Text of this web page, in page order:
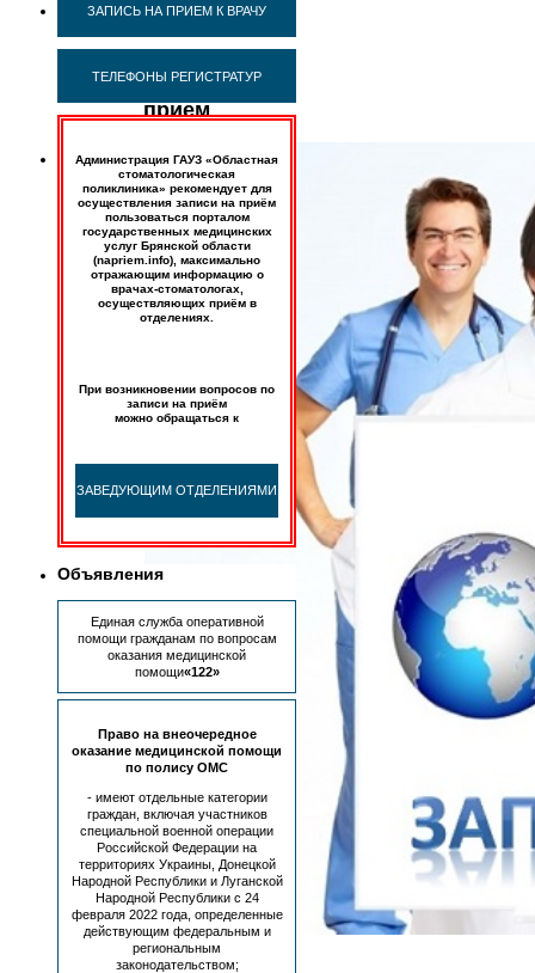
на
первичный
прием
ЗАПИСЬ НА ПРИЕМ К ВРАЧУ
ТЕЛЕФОНЫ РЕГИСТРАТУР
Администрация ГАУЗ «Областная
стоматологическая
поликлиника» рекомендует для
осуществления записи на приём
пользоваться порталом
государственных медицинских
услуг Брянской области
(napriem.info), максимально
отражающим информацию о
врачах-стоматологах,
осуществляющих приём в
отделениях.
При возникновении вопросов по
записи на приём
можно обращаться к
ЗАВЕДУЮЩИМ ОТДЕЛЕНИЯМИ
Объявления
Единая служба оперативной
помощи гражданам по вопросам
оказания медицинской
помощи«122»
Право на внеочередное
оказание медицинской помощи
по полису ОМС
- имеют отдельные категории
граждан, включая участников
специальной военной операции
Российской Федерации на
территориях Украины, Донецкой
Народной Республики и Луганской
Народной Республики с 24
февраля 2022 года, определенные
действующим федеральным и
региональным
законодательством;